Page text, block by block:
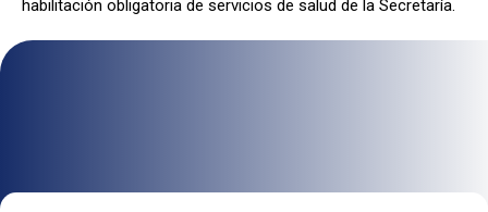
habilitación obligatoria de servicios de salud de la Secretaría.